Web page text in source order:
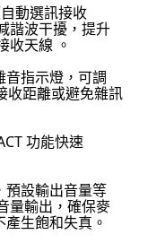
動選訊接收
諧波干擾，提升
收天線 。
音指示燈，可調
收距離或避免雜訊
功能快速
預設輸出音量等
量輸出，確保麥
生飽和失真。